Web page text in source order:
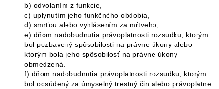
b) odvolaním z funkcie,
c) uplynutím jeho funkčného obdobia,
d) smrťou alebo vyhlásením za mŕtveho,
e) dňom nadobudnutia právoplatnosti rozsudku, ktorým
bol pozbavený spôsobilosti na právne úkony alebo
ktorým bola jeho spôsobilosť na právne úkony
obmedzená,
f) dňom nadobudnutia právoplatnosti rozsudku, ktorým
bol odsúdený za úmyselný trestný čin alebo právoplatne